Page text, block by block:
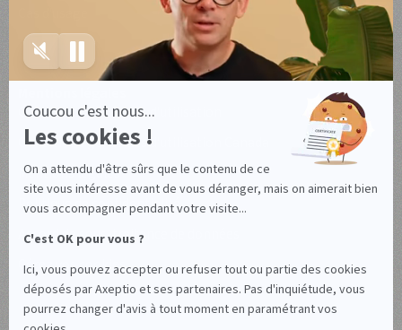
Conditions générales d'utilisation
Conditions générales d'utilisation Canada
Mentions légales
Politique de confidentialité
Accord de sous-traitance de données
Gérez vos cookies